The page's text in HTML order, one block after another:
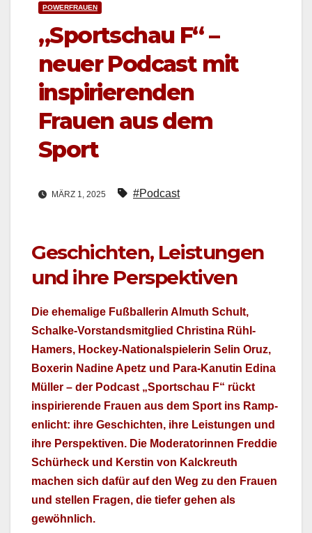
POWERFRAUEN
„Sportschau F“ –
neuer Podcast mit
inspirierenden
Frauen aus dem
Sport
MÄRZ 1, 2025 #Podcast
Geschichten, Leistungen
und ihre Perspektiven
Die ehe­ma­lige Fußbal­lerin Almuth Schult,
Schalke-Vor­standsmit­glied Christi­na Rühl-
Hamers, Hock­ey-Nation­al­spielerin Selin Oruz,
Box­erin Nadine Apetz und Para-Kanutin Edi­na
Müller – der Pod­cast „Sports­chau F“ rückt
inspiri­erende Frauen aus dem Sport ins Ram­p­
en­licht: ihre Geschicht­en, ihre Leis­tun­gen und
ihre Per­spek­tiv­en. Die Mod­er­a­torin­nen Fred­die
Schürheck und Ker­stin von Kalck­reuth
machen sich dafür auf den Weg zu den Frauen
und stellen Fra­gen, die tiefer gehen als
gewöhn­lich.